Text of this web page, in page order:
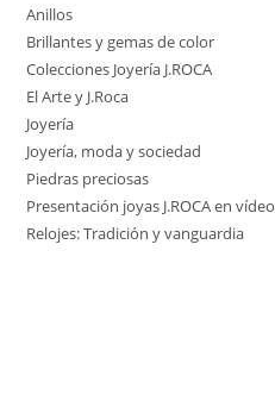
Anillos
Brillantes y gemas de color
Colecciones Joyería J.ROCA
El Arte y J.Roca
Joyería
Joyería, moda y sociedad
Piedras preciosas
Presentación joyas J.ROCA en vídeo
Relojes: Tradición y vanguardia